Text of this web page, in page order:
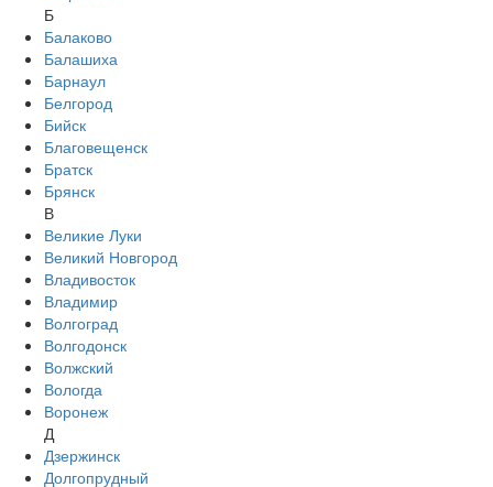
Б
Балаково
Балашиха
Барнаул
Белгород
Бийск
Благовещенск
Братск
Брянск
В
Великие Луки
Великий Новгород
Владивосток
Владимир
Волгоград
Волгодонск
Волжский
Вологда
Воронеж
Д
Дзержинск
Долгопрудный